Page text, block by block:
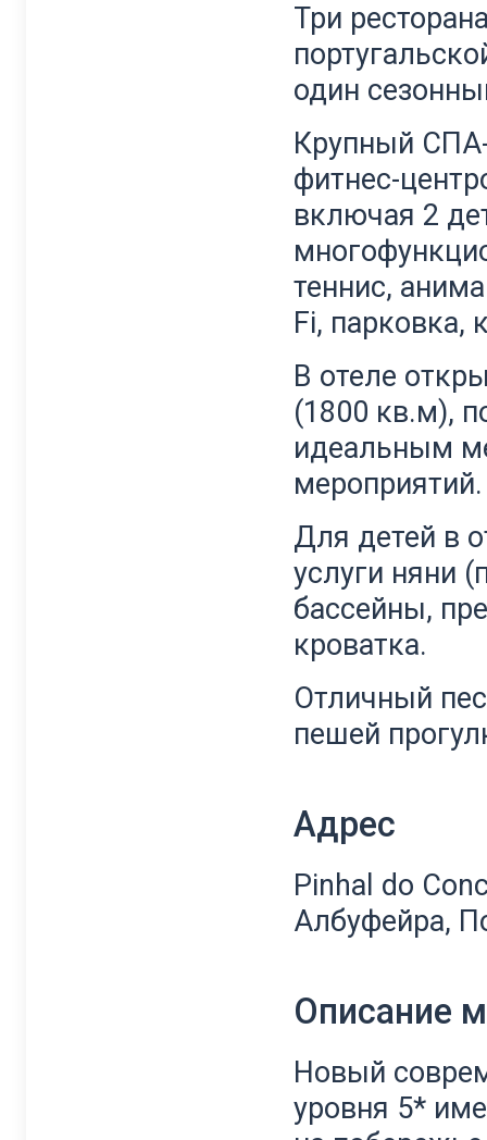
Три
один
Крупный
фитнес-
включая 2
теннис,
Fi, парковка,
В отеле
(1800 кв.м),
идеальным
мероприятий.
Для детей в
услуги няни
бассейны,
кроватка.
Отличный
пешей
Адрес
Pinhal do
Албуфейра,
Описание
Новый
уровня 5*